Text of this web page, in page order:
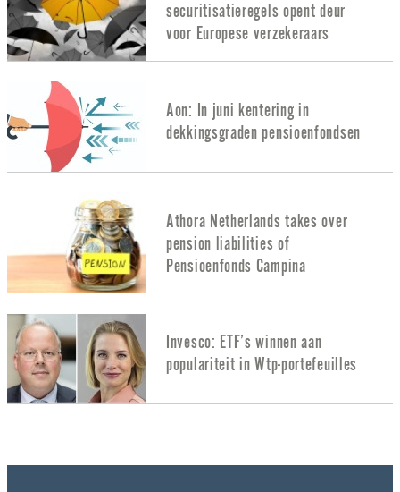
securitisatieregels opent deur
voor Europese verzekeraars
Aon: In juni kentering in
dekkingsgraden pensioenfondsen
Athora Netherlands takes over
pension liabilities of
Pensioenfonds Campina
Invesco: ETF’s winnen aan
populariteit in Wtp-portefeuilles